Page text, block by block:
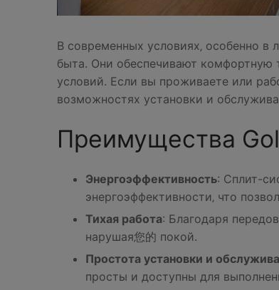
В современных условиях‚ особенно
быта. Они обеспечивают комфортную
условий. Если вы проживаете или
возможностях установки и
Преимущества
Энергоэффективность: Сплит-
энергоэффективности‚ что
Тихая работа: Благодаря
нарушая您的 покой.
Простота установки и
просты и доступны для